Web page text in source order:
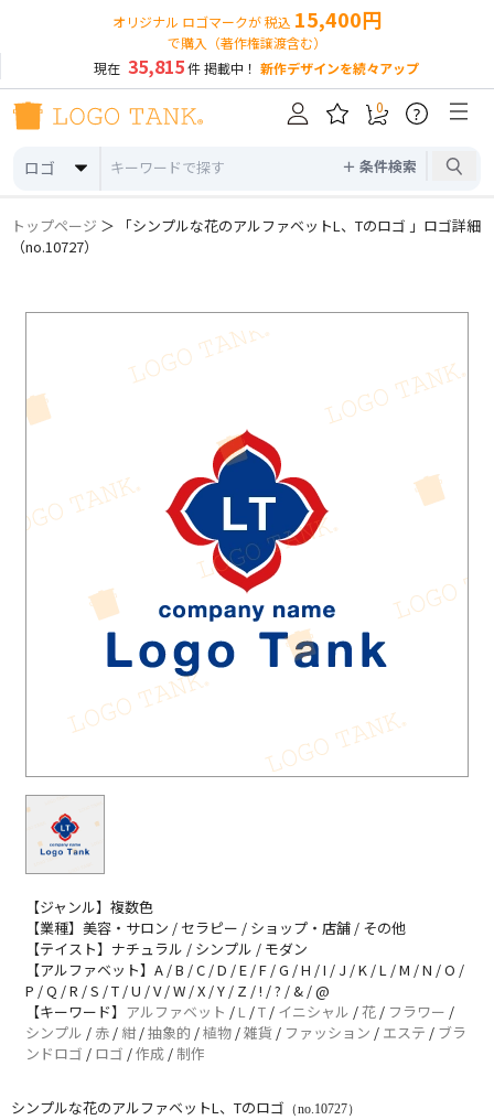
オリジナル ロゴマークが 税込 15,400円
で購入（著作権譲渡含む）
現在 35,815件 掲載中！ 新作デザインを続々アップ
ロゴ ＋ 条件検索
0 ?
トップページ ＞ 「シンプルな花のアルファベットL、Tのロゴ 」ロゴ詳細
（no.10727）
【ジャンル】複数色
【業種】美容・サロン / セラピー / ショップ・店舗 / その他
【テイスト】ナチュラル / シンプル / モダン
【アルファベット】A / B / C / D / E / F / G / H / I / J / K / L / M / N / O /
P / Q / R / S / T / U / V / W / X / Y / Z / ! / ? / & / @
【キーワード】 アルファベット /L /T / イニシャル /花 / フラワー /
シンプル / 赤 / 紺/抽象的 /植物 /雑貨 / ファッション / エステ / ブラ
ンドロゴ / ロゴ /作成 / 制作
シンプルな花のアルファベットL、Tのロゴ （no.10727）